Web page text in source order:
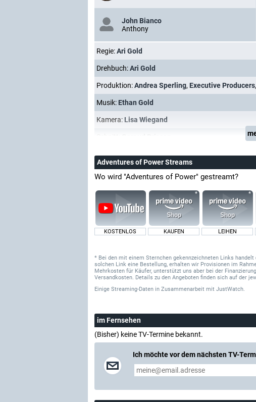
John Bianco
Anthony
Regie:Ari Gold
Drehbuch:Ari Gold
Produktion:Andrea Sperling, Executive Producers,
Musik: Ethan Gold
Kamera: Lisa Wiegand
Adventures of Power Streams
Wo wird "Adventures of Power" gestreamt?
KOSTENLOS KAUFEN LEIHEN
* Bei den mit einem Sternchen gekennzeichneten Links
solchen Link eine Bestellung, erhalten wir Provisionen im
Mehrkosten für Käufer, unterstützt uns aber bei der
Versandkosten. Details zu den Angeboten finden sich auf der
Einige Streaming-Daten in Zusammenarbeit mit JustWatch.
im Fernsehen
(Bisher) keine TV-Termine bekannt.
Ich möchte vor dem nächsten TV-